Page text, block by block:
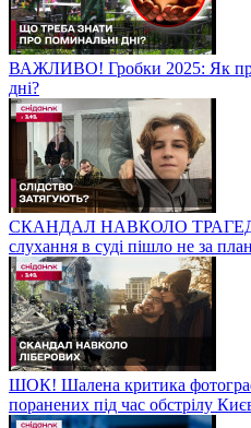
ВАЖЛИВО! Гробки 2025: Як
дні?
СКАНДАЛ НАВКОЛО
слухання в суді пішло не за
ШОК! Шалена критика
поранених під час обстрілу